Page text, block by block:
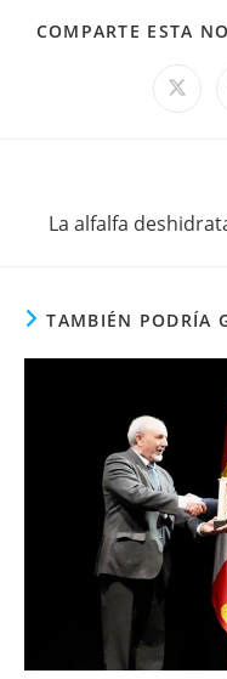
COMPARTE ESTA
Se
artículos
La alfalfa
TAMBIÉN PODRÍA